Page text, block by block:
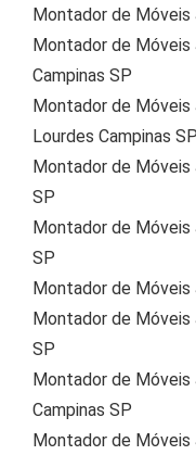
Montador de Móveis
Montador de Móveis
Campinas SP
Montador de Móveis
Lourdes Campinas SP
Montador de Móveis
SP
Montador de Móveis
SP
Montador de Móveis
Montador de Móveis
SP
Montador de Móveis
Campinas SP
Montador de Móveis